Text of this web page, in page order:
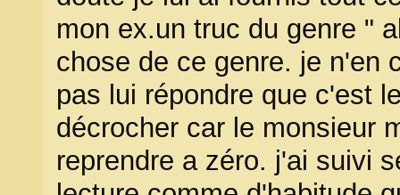
mon ex.un truc du genre "
chose de ce genre. je n'en
pas lui répondre que c'est
décrocher car le monsieur
reprendre a zéro. j'ai suivi